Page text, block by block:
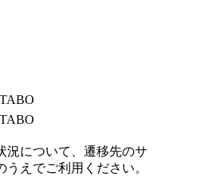
について、遷移先のサ
えでご利用ください。